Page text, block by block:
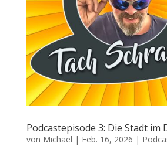
Podcastepisode 3: Die Stadt im
von Michael | Feb. 16, 2026 |